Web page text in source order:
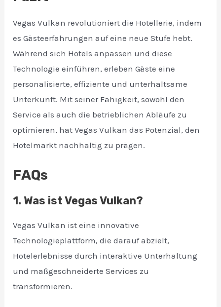
Vegas Vulkan revolutioniert die Hotellerie, indem
es Gästeerfahrungen auf eine neue Stufe hebt.
Während sich Hotels anpassen und diese
Technologie einführen, erleben Gäste eine
personalisierte, effiziente und unterhaltsame
Unterkunft. Mit seiner Fähigkeit, sowohl den
Service als auch die betrieblichen Abläufe zu
optimieren, hat Vegas Vulkan das Potenzial, den
Hotelmarkt nachhaltig zu prägen.
FAQs
1. Was ist Vegas Vulkan?
Vegas Vulkan ist eine innovative
Technologieplattform, die darauf abzielt,
Hotelerlebnisse durch interaktive Unterhaltung
und maßgeschneiderte Services zu
transformieren.